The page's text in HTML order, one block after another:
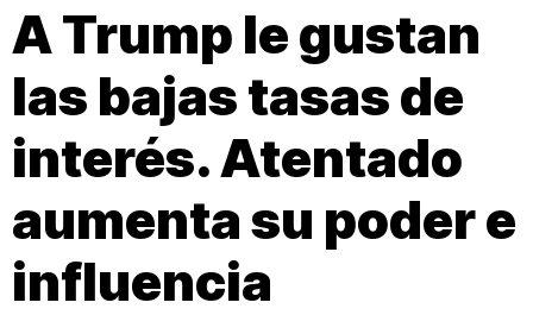
A Trump le gustan
las bajas tasas de
interés. Atentado
aumenta su poder e
influencia